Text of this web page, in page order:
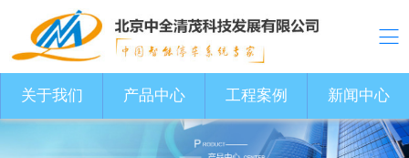
关于我们 产品中心 工程案例 新闻中心
关于我们 产品中心 工程案例 新闻中心